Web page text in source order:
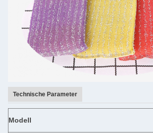
Technische Parameter
Modell